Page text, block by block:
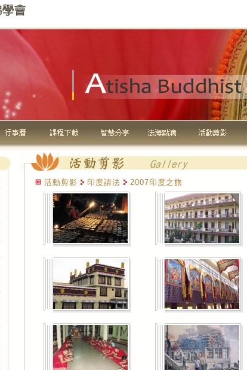
活動剪影 印度請法 2007印度之旅